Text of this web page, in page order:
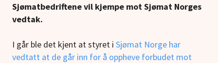
Sjømatbedriftene vil kjempe mot Sjømat Norges
vedtak.
I går ble det kjent at styret i Sjømat Norge har
vedtatt at de går inn for å oppheve forbudet mot